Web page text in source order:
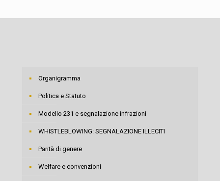
Organigramma
Politica e Statuto
Modello 231 e segnalazione infrazioni
WHISTLEBLOWING: SEGNALAZIONE ILLECITI
Parità di genere
Welfare e convenzioni